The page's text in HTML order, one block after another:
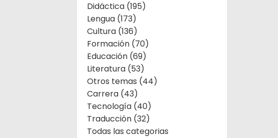
Didáctica (195)
Lengua (173)
Cultura (136)
Formación (70)
Educación (69)
Literatura (53)
Otros temas (44)
Carrera (43)
Tecnología (40)
Traducción (32)
Todas las categorias